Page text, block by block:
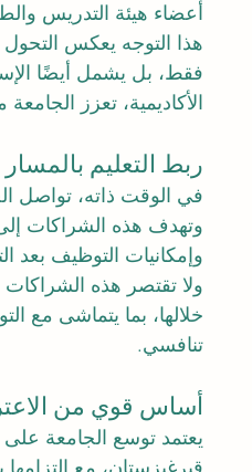
أعضاء هيئة التدريس
هذا التوجه يعكس
فقط، بل يشمل أيضًا
الأكاديمية، تعزز
ربط التعليم
في الوقت ذاته، تواصل
وتهدف هذه الشراكات
وإمكانيات التوظيف بعد
ولا تقتصر هذه
خلالها، بما يتماشى مع
تنافسي.
أساس قوي من
يعتمد توسع الجامعة